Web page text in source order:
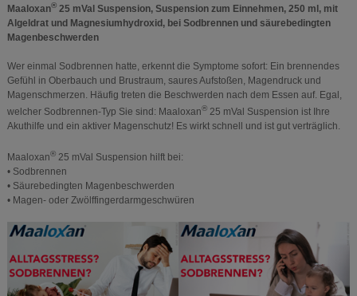
Maaloxan®25 mVal Suspension, Suspension zum Einnehmen, 250 ml, mit
Algeldrat und Magnesiumhydroxid, bei Sodbrennen und säurebedingten
Magenbeschwerden
Wer einmal Sodbrennen hatte, erkennt die Symptome sofort: Ein brennendes
Gefühl in Oberbauch und Brustraum, saures Aufstoßen, Magendruck und
Magenschmerzen. Häufig treten die Beschwerden nach dem Essen auf. Egal,
welcher Sodbrennen-Typ Sie sind: Maaloxan®25 mVal Suspension ist Ihre
Akuthilfe und ein aktiver Magenschutz! Es wirkt schnell und ist gut verträglich.
Maaloxan®25 mVal Suspension hilft bei:
• Sodbrennen
• Säurebedingten Magenbeschwerden
• Magen- oder Zwölffingerdarmgeschwüren